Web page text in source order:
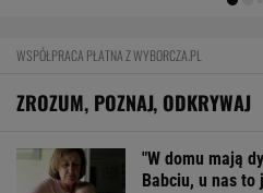
WSPÓŁPRACA PŁATNA Z WYBORCZA.PL
ZROZUM, POZNAJ, ODKRYWAJ
"W domu mają
Babciu, u nas to